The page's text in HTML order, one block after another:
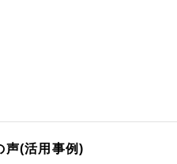
声(活用事例)